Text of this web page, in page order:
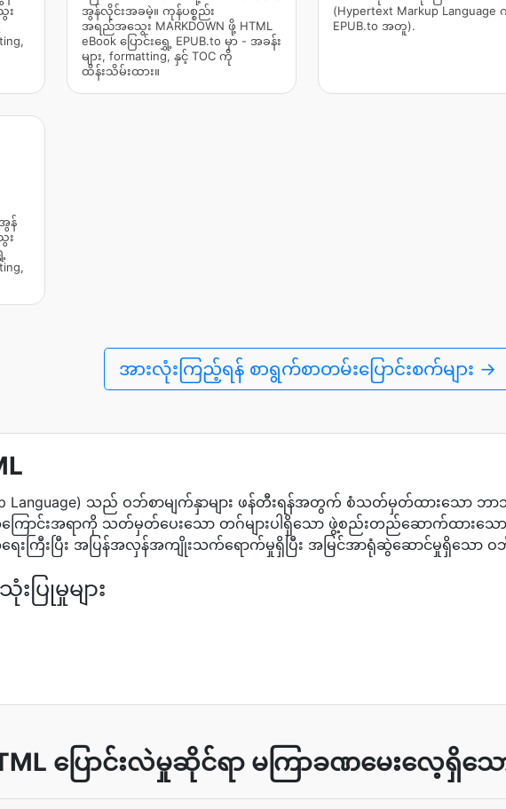
း
အွန်လိုင်းအခမဲ့။ ကုန်ပစ္စည်း
အရည်အသွေး MARKDOWN ဖို့ HTML
eBook ပြောင်းရွှေ့ EPUB.to မှာ - အခန်း
များ, formatting, နှင့် TOC ကို
ထိန်းသိမ်းထား။
(Hypertext Markup Language
EPUB.to အတူ).
အွန်
း
အားလုံးကြည့်ရန် စာရွက်စာတမ်းပြောင်းစက်များ →
Language) သည် ဝဘ်စာမျက်နှာများ ဖန်တီးရန်အတွက် စံသတ်မှတ်ထားသော ဘာ
ြောင်းအရာကို သတ်မှတ်ပေးသော တဂ်များပါရှိသော ဖွဲ့စည်းတည်ဆောက်ထားသေ
းပြီး အပြန်အလှန်အကျိုးသက်ရောက်မှုရှိပြီး အမြင်အာရုံဆွဲဆောင်မှုရှိသော ဝဘ်
ပြုမှုများ
ပြောင်းလဲမှုဆိုင်ရာ မကြာခဏမေးလေ့ရှိသော